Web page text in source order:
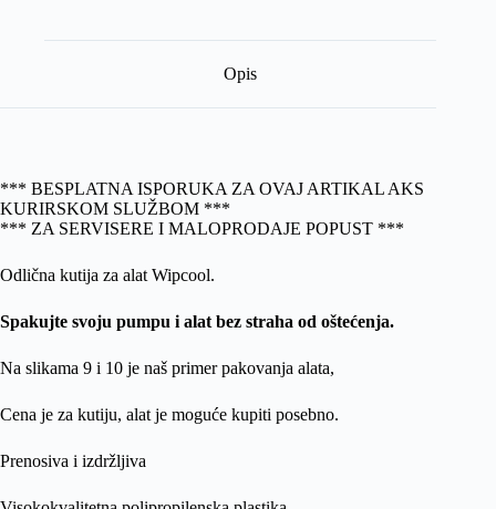
Opis
*** BESPLATNA ISPORUKA ZA OVAJ ARTIKAL AKS
KURIRSKOM SLUŽBOM ***
*** ZA SERVISERE I MALOPRODAJE POPUST ***
Odlična kutija za alat Wipcool.
Spakujte svoju pumpu i alat bez straha od oštećenja.
Na slikama 9 i 10 je naš primer pakovanja alata,
Cena je za kutiju, alat je moguće kupiti posebno.
Prenosiva i izdržljiva